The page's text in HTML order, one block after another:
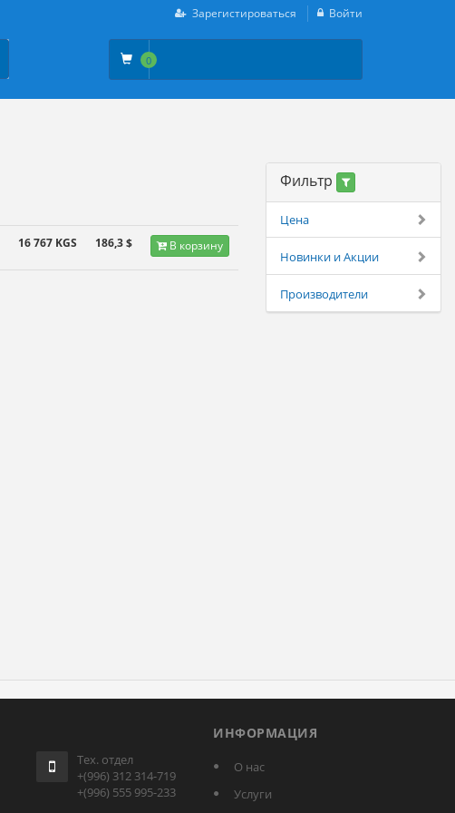
Зарегистироваться Войти
0
В корзину
186,3 $
16 767 KGS
Фильтр
Цена
Новинки и Акции
Производители
Тех. отдел
+(996) 312 314-719
+(996) 555 995-233
ИНФОРМАЦИЯ
О нас
Услуги